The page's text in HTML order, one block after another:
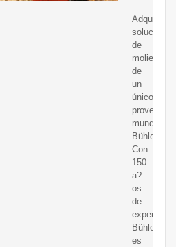
Adquiera
soluciones
de
molienda
de
un
único
proveedor
mundial:
Bühler.
Con
150
a?
os
de
Bühler
es